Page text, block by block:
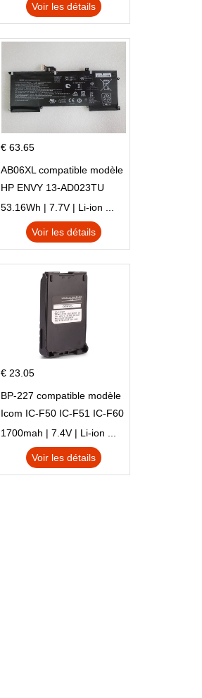
Voir les détails
€ 63.65
AB06XL compatible modèle
HP ENVY 13-AD023TU
HSTNN-DB8C 921438-855
TPN-I128
53.16Wh | 7.7V | Li-ion ...
Voir les détails
€ 23.05
BP-227 compatible modèle
Icom IC-F50 IC-F51 IC-F60
IC-F61 IC-M87
1700mah | 7.4V | Li-ion ...
Voir les détails